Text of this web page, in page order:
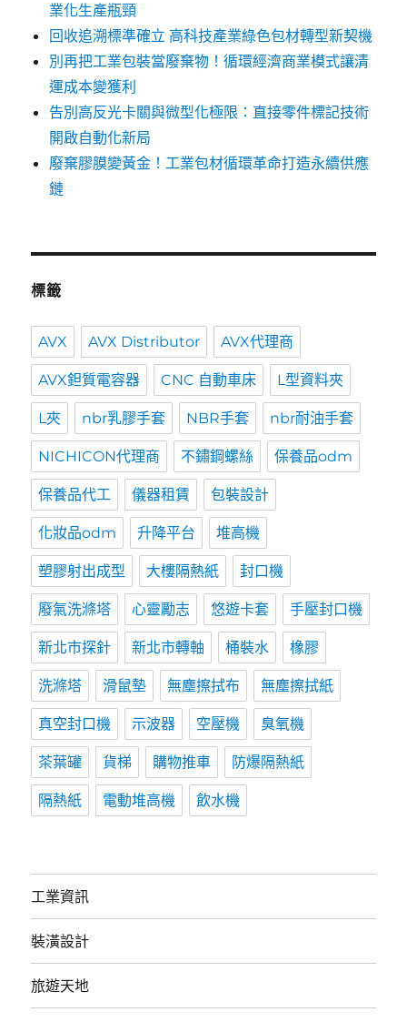
業化生產瓶頸
回收追溯標準確立 高科技產業綠色包材轉型新契機
別再把工業包裝當廢棄物！循環經濟商業模式讓清
運成本變獲利
告別高反光卡關與微型化極限：直接零件標記技術
開啟自動化新局
廢棄膠膜變黃金！工業包材循環革命打造永續供應
鏈
標籤
AVX AVX Distributor AVX代理商
AVX鉭質電容器 CNC 自動車床 L型資料夾
L夾 nbr乳膠手套 NBR手套 nbr耐油手套
NICHICON代理商 不鏽鋼螺絲 保養品odm
保養品代工 儀器租賃 包裝設計
化妝品odm 升降平台 堆高機
塑膠射出成型 大樓隔熱紙 封口機
廢氣洗滌塔 心靈勵志 悠遊卡套 手壓封口機
新北市探針 新北市轉軸 桶裝水 橡膠
洗滌塔 滑鼠墊 無塵擦拭布 無塵擦拭紙
真空封口機 示波器 空壓機 臭氧機
茶葉罐 貨梯 購物推車 防爆隔熱紙
隔熱紙 電動堆高機 飲水機
工業資訊
裝潢設計
旅遊天地